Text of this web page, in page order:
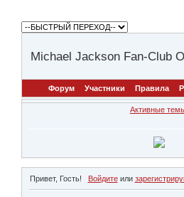
Michael Jackson Fan-Club
Форум Участники Правила
Активные
Привет, Гость! Войдитеили